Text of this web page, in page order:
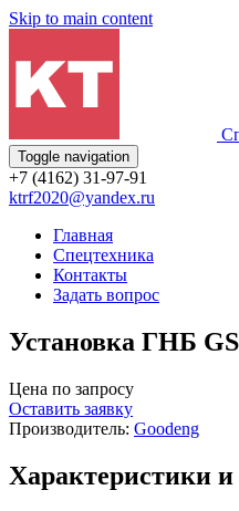
Skip to main content
Toggle navigation
+7 (4162) 31-97-91
ktrf2020@yandex.ru
Главная
Спецтехника
Контакты
Задать вопрос
Установка ГНБ
Цена по запросу
Оставить заявку
Производитель: Goodeng
Характеристики и